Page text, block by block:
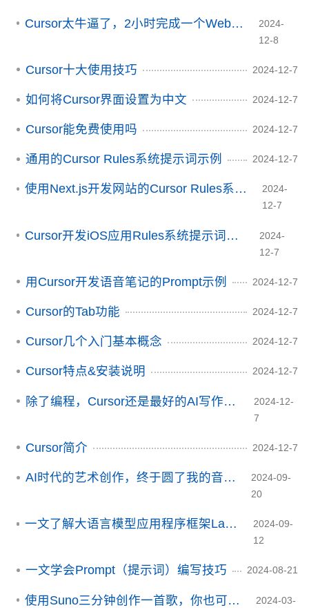
Cursor太牛逼了，2小时完成一个Web框架开发
2024-
12-8
Cursor十大使用技巧 2024-12-7
如何将Cursor界面设置为中文 2024-12-7
Cursor能免费使用吗 2024-12-7
通用的Cursor Rules系统提示词示例 2024-12-7
使用Next.js开发网站的Cursor Rules系统提示词示例
2024-
12-7
Cursor开发iOS应用Rules系统提示词示例和建议
2024-
12-7
用Cursor开发语音笔记的Prompt示例 2024-12-7
Cursor的Tab功能 2024-12-7
Cursor几个入门基本概念 2024-12-7
Cursor特点&安装说明 2024-12-7
除了编程，Cursor还是最好的AI写作助手
2024-12-
7
Cursor简介 2024-12-7
AI时代的艺术创作，终于圆了我的音乐梦！
2024-09-
20
一文了解大语言模型应用程序框架LangChain
2024-09-
12
一文学会Prompt（提示词）编写技巧 2024-08-21
使用Suno三分钟创作一首歌，你也可以是音乐人
2024-03-